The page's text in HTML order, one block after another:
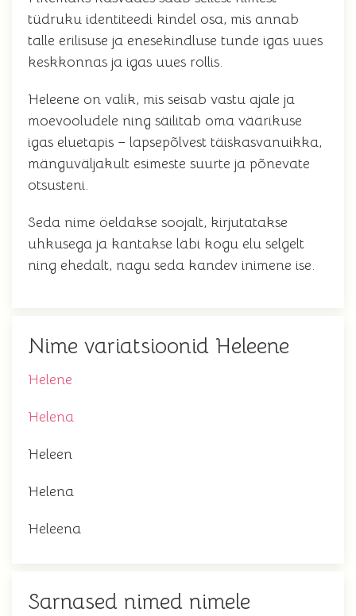
tüdruku identiteedi kindel osa, mis annab
talle erilisuse ja enesekindluse tunde igas uues
keskkonnas ja igas uues rollis.
Heleene on valik, mis seisab vastu ajale ja
moevooludele ning säilitab oma väärikuse
igas eluetapis – lapsepõlvest täiskasvanuikka,
mänguväljakult esimeste suurte ja põnevate
otsusteni.
Seda nime öeldakse soojalt, kirjutatakse
uhkusega ja kantakse läbi kogu elu selgelt
ning ehedalt, nagu seda kandev inimene ise.
Nime variatsioonid Heleene
Helene
Helena
Heleen
Helenа
Heleenа
Sarnased nimed nimele